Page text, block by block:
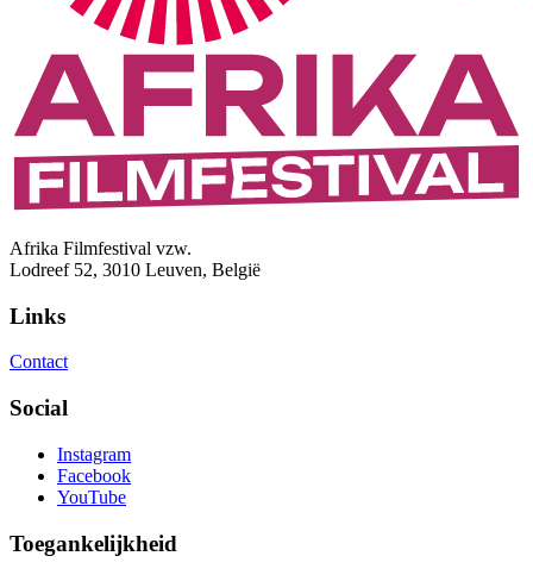
Afrika Filmfestival vzw.
Lodreef 52, 3010 Leuven, België
Links
Contact
Social
Instagram
Facebook
YouTube
Toegankelijkheid